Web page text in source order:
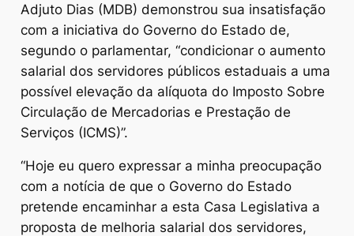
Adjuto Dias (MDB) demonstrou sua insatisfação
com a iniciativa do Governo do Estado de,
segundo o parlamentar, “condicionar o aumento
salarial dos servidores públicos estaduais a uma
possível elevação da alíquota do Imposto Sobre
Circulação de Mercadorias e Prestação de
Serviços (ICMS)”.
“Hoje eu quero expressar a minha preocupação
com a notícia de que o Governo do Estado
pretende encaminhar a esta Casa Legislativa a
proposta de melhoria salarial dos servidores,